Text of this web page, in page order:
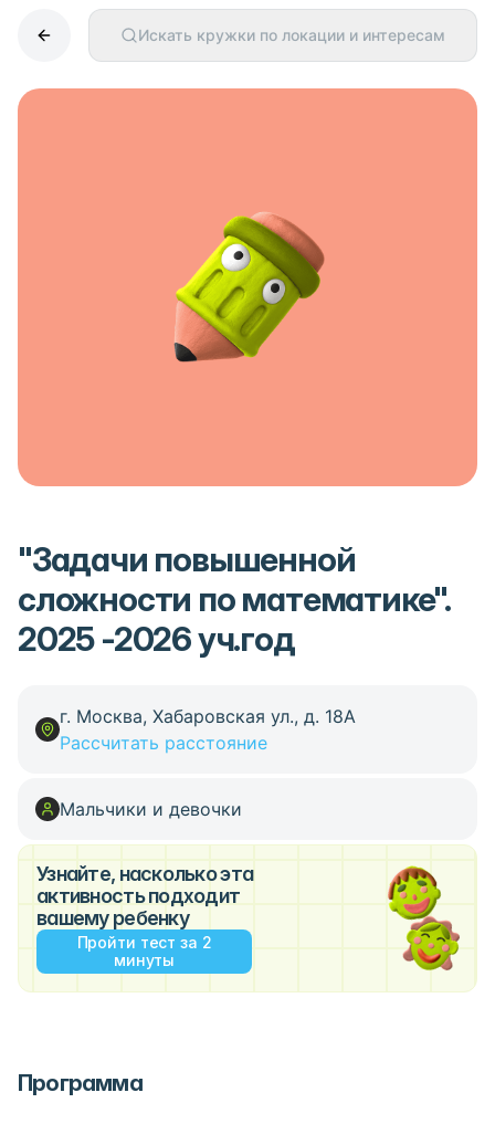
Искать кружки по локации и интересам
"Задачи повышенной
сложности по математике".
2025 -2026 уч.год
г. Москва, Хабаровская ул., д. 18А
Рассчитать расстояние
Мальчики и девочки
Узнайте, насколько эта
активность подходит
вашему ребенку
Пройти тест за 2
минуты
Программа